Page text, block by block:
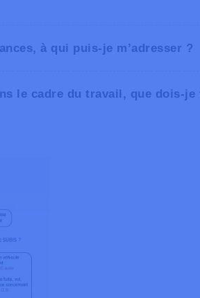
à qui puis-je m’adresser ?
le cadre du travail, que dois-je